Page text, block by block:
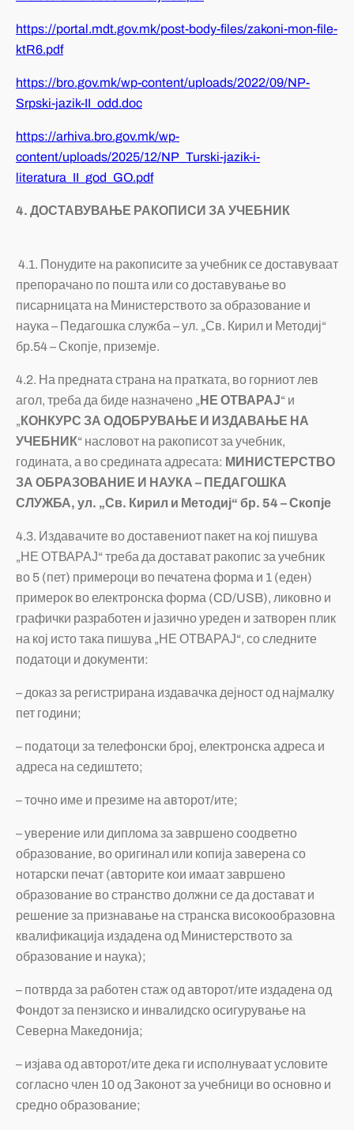
https://portal.mdt.gov.mk/post-body-files/zakoni-mon-file-
ktR6.pdf
https://bro.gov.mk/wp-content/uploads/2022/09/NP-
Srpski-jazik-II_odd.doc
https://arhiva.bro.gov.mk/wp-
content/uploads/2025/12/NP_Turski-jazik-i-
literatura_II_god_GO.pdf
4. ДОСТАВУВАЊЕ РАКОПИСИ ЗА УЧЕБНИК
4.1. Понудите на ракописите за учебник се доставуваат
препорачано по пошта или со доставување во
писарницата на Министерството за образование и
наука – Педагошка служба – ул. „Св. Кирил и Методиј“
бр.54 – Скопје, приземје.
4.2. На предната страна на пратката, во горниот лев
агол, треба да биде назначено „ НЕ ОТВАРАЈ“ и
„ КОНКУРС ЗА ОДОБРУВАЊЕ И ИЗДАВАЊЕ НА
УЧЕБНИК“ насловот на ракописот за учебник,
годината, а во средината адресата: МИНИСТЕРСТВО
ЗА ОБРАЗОВАНИЕ И НАУКА – ПЕДАГОШКА
СЛУЖБА, ул. „Св. Кирил и Методиј“ бр. 54 – Скопје
4.3. Издавачите во доставениот пакет на кој пишува
„НЕ ОТВАРАЈ“ треба да достават ракопис за учебник
во 5 (пет) примероци во печатена форма и 1 (еден)
примерок во електронска форма (CD/USB), ликовно и
графички разработен и јазично уреден и затворен плик
на кој исто така пишува „НЕ ОТВАРАЈ“, со следните
податоци и документи:
– доказ за регистрирана издавачка дејност од најмалку
пет години;
– податоци за телефонски број, електронска адреса и
адреса на седиштето;
– точно име и презиме на авторот/ите;
– уверение или диплома за завршено соодветно
образование, во оригинал или копија заверена со
нотарски печат (авторите кои имаат завршено
образование во странство должни се да достават и
решение за признавање на странска високообразовна
квалификација издадена од Министерството за
образование и наука);
– потврда за работен стаж од авторот/ите издадена од
Фондот за пензиско и инвалидско осигурување на
Северна Македонија;
– изјава од авторот/ите дека ги исполнуваат условите
согласно член 10 од Законот за учебници во основно и
средно образование;